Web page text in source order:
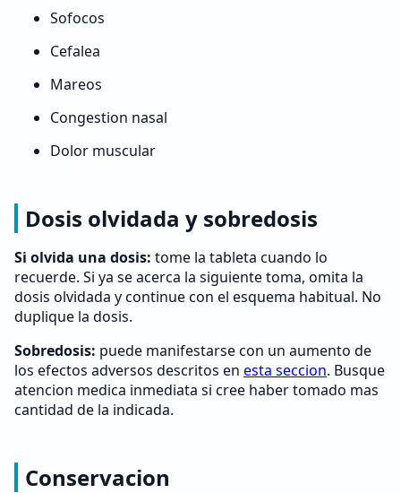
Sofocos
Cefalea
Mareos
Congestion nasal
Dolor muscular
Dosis olvidada y sobredosis
Si olvida una dosis: tome la tableta cuando lo
recuerde. Si ya se acerca la siguiente toma, omita la
dosis olvidada y continue con el esquema habitual. No
duplique la dosis.
Sobredosis: puede manifestarse con un aumento de
los efectos adversos descritos en esta seccion. Busque
atencion medica inmediata si cree haber tomado mas
cantidad de la indicada.
Conservacion